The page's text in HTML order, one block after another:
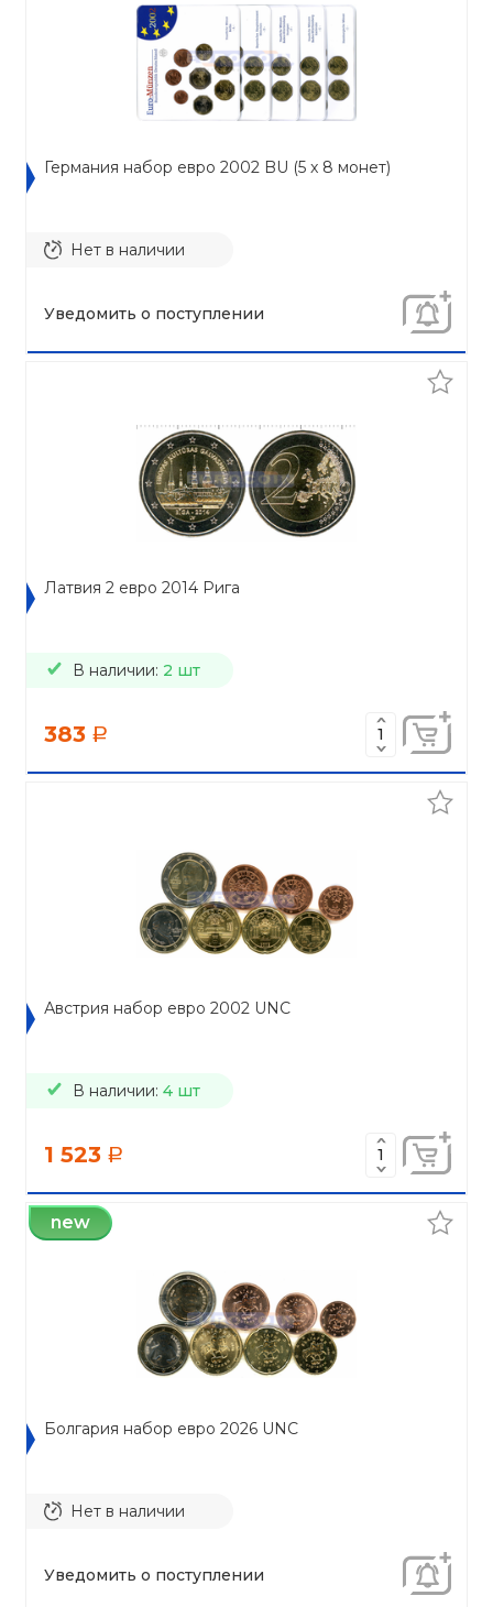
Германия набор евро 2002 BU (5 x 8 монет)
Нет в наличии
Уведомить о поступлении
Латвия 2 евро 2014 Рига
В наличии: 2 шт
383 a
Австрия набор евро 2002 UNC
В наличии: 4 шт
1 523 a
new
Болгария набор евро 2026 UNC
Нет в наличии
Уведомить о поступлении